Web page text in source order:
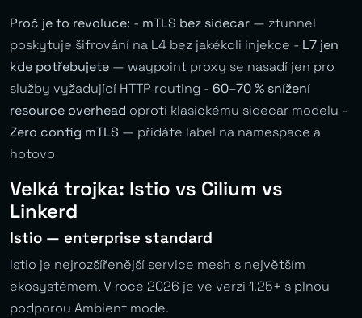
Proč je to revoluce: - mTLS bez sidecar — ztunnel
poskytuje šifrování na L4 bez jakékoli injekce - L7 jen
kde potřebujete — waypoint proxy se nasadí jen pro
služby vyžadující HTTP routing - 60–70 % snížení
resource overhead oproti klasickému sidecar modelu -
Zero config mTLS — přidáte label na namespace a
hotovo
Velká trojka: Istio vs Cilium vs
Linkerd
Istio — enterprise standard
Istio je nejrozšířenější service mesh s největším
ekosystémem. V roce 2026 je ve verzi 1.25+ s plnou
podporou Ambient mode.